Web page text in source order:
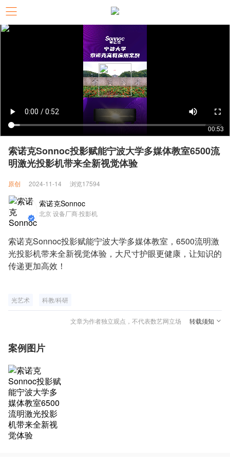
00:53
索诺克Sonnoc投影赋能宁波大学多媒体教室6500流
明激光投影机带来全新视觉体验
原创 2024-11-14 浏览17594
索诺克Sonnoc
北京 设备厂商·投影机
索诺克Sonnoc投影赋能宁波大学多媒体教室，6500流明激
光投影机带来全新视觉体验，大尺寸护眼更健康，让知识的
传递更加高效！
光艺术 科教/科研
文章为作者独立观点，不代表数艺网立场 转载须知
案例图片